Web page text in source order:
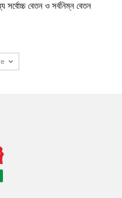
সর্বোচ্চ বেতন ও সর্বনিম্ন বেতন